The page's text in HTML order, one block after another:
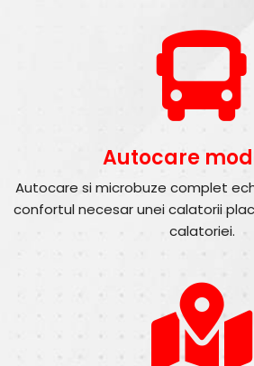
Autocare
Autocare si microbuze complet
confortul necesar unei calatorii
calatoriei.